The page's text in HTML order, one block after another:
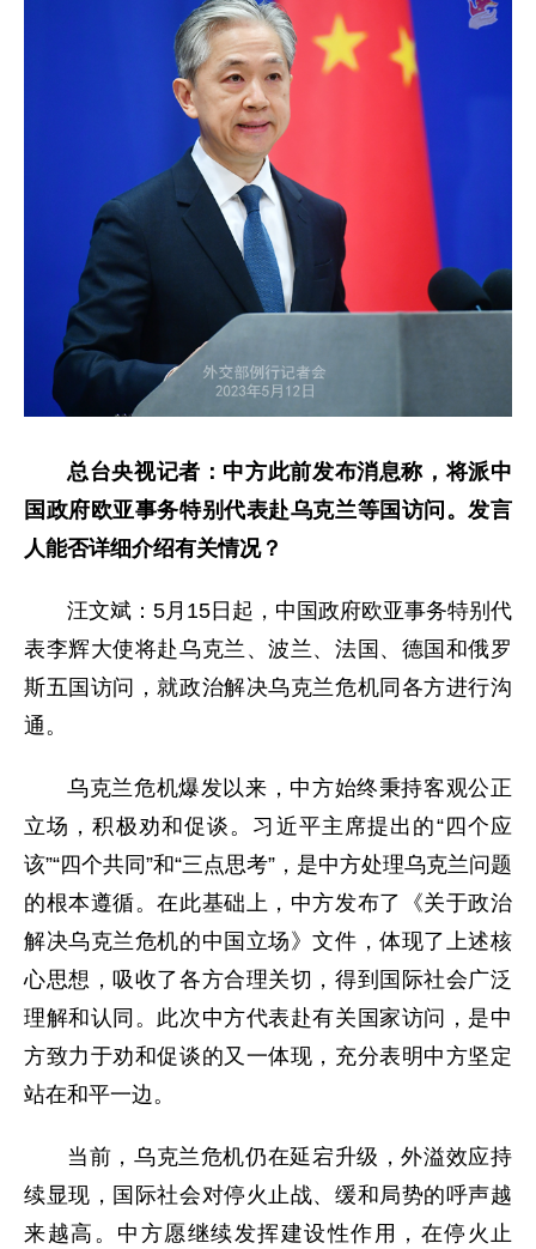
总台央视记者：中方此前发布消息称，将派中
国政府欧亚事务特别代表赴乌克兰等国访问。发言
人能否详细介绍有关情况？
汪文斌：5月15日起，中国政府欧亚事务特别代
表李辉大使将赴乌克兰、波兰、法国、德国和俄罗
斯五国访问，就政治解决乌克兰危机同各方进行沟
通。
乌克兰危机爆发以来，中方始终秉持客观公正
立场，积极劝和促谈。习近平主席提出的“四个应
该”“四个共同”和“三点思考”，是中方处理乌克兰问题
的根本遵循。在此基础上，中方发布了《关于政治
解决乌克兰危机的中国立场》文件，体现了上述核
心思想，吸收了各方合理关切，得到国际社会广泛
理解和认同。此次中方代表赴有关国家访问，是中
方致力于劝和促谈的又一体现，充分表明中方坚定
站在和平一边。
当前，乌克兰危机仍在延宕升级，外溢效应持
续显现，国际社会对停火止战、缓和局势的呼声越
来越高。中方愿继续发挥建设性作用，在停火止